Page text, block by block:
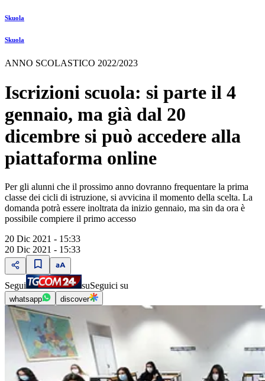
Skuola
Skuola
ANNO SCOLASTICO 2022/2023
Iscrizioni scuola: si parte il 4
gennaio, ma già dal 20
dicembre si può accedere alla
piattaforma online
Per gli alunni che il prossimo anno dovranno frequentare la prima
classe dei cicli di istruzione, si avvicina il momento della scelta. La
domanda potrà essere inoltrata da inizio gennaio, ma sin da ora è
possibile compiere il primo accesso
20 Dic 2021 - 15:33
20 Dic 2021 - 15:33
Segui suSeguici su
whatsapp discover